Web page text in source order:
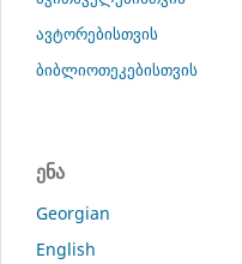
ავტორებისთვის
ბიბლიოთეკებისთვის
ენა
Georgian
English